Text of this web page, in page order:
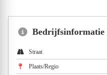
Bedrijfsinformatie
Straat
Plaats/Regio